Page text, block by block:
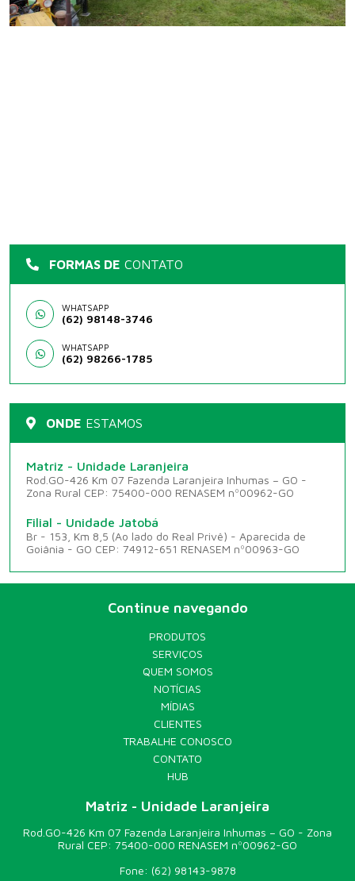
FORMAS DE CONTATO
WHATSAPP
(62) 98148-3746
WHATSAPP
(62) 98266-1785
ONDE ESTAMOS
Matriz - Unidade Laranjeira
Rod.GO-426 Km 07 Fazenda Laranjeira Inhumas – GO -
Zona Rural CEP: 75400-000 RENASEM nº00962-GO
Filial - Unidade Jatobá
Br - 153, Km 8,5 (Ao lado do Real Privê) - Aparecida de
Goiânia - GO CEP: 74912-651 RENASEM nº00963-GO
Continue navegando
PRODUTOS
SERVIÇOS
QUEM SOMOS
NOTÍCIAS
MÍDIAS
CLIENTES
TRABALHE CONOSCO
CONTATO
HUB
Matriz - Unidade Laranjeira
Rod.GO-426 Km 07 Fazenda Laranjeira Inhumas – GO - Zona
Rural CEP: 75400-000 RENASEM nº00962-GO
Fone: (62) 98143-9878